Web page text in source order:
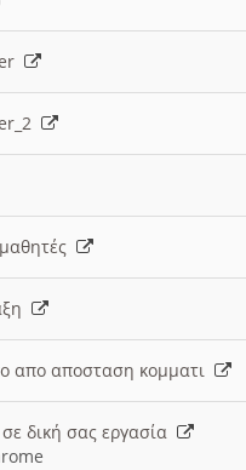
μαθητές
απο αποσταση κομματι
δική σας εργασία